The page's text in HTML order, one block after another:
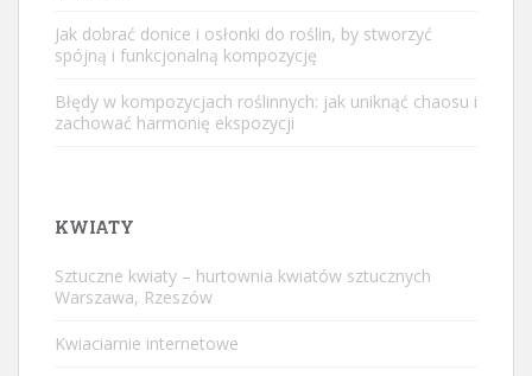
Jak dobrać donice i osłonki do roślin, by stworzyć
spójną i funkcjonalną kompozycję
Błędy w kompozycjach roślinnych: jak uniknąć chaosu i
zachować harmonię ekspozycji
KWIATY
Sztuczne kwiaty – hurtownia kwiatów sztucznych
Warszawa, Rzeszów
Kwiaciarnie internetowe